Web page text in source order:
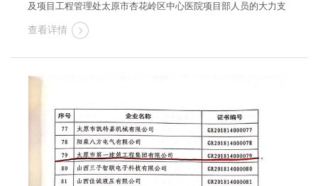
及项目工程管理处太原市杏花岭区中心医院项目部人员的大力支
持与配合下，共有来自基层单位的一百二十多技术人员参与了观
未请假。 本次…
查看详情